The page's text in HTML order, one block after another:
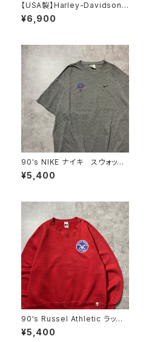
【USA製】Harley-Davidson
ハーレーダビッドソン 両面プリ
ント イーグル ブラック 黒
¥6,900
90's NIKE ナイキ スウォッシ
ュ 刺繍ロゴ NFL FILMS バ
ックプリント メキシコ製 グレ
¥5,400
90's Russel Athletic ラッセ
ルアスレチック ローカルベー
スボールチーム プリント 前V
¥5,400